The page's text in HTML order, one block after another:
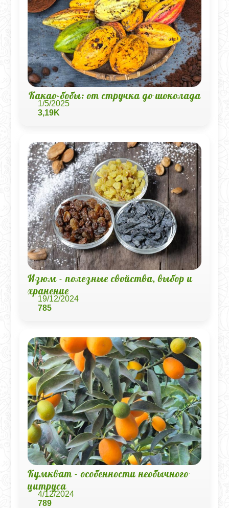
Какао-бобы: от стручка до шоколада
1/5/2025
3,19K
Изюм - полезные свойства, выбор и
хранение
19/12/2024
785
Кумкват - особенности необычного
цитруса
4/12/2024
789